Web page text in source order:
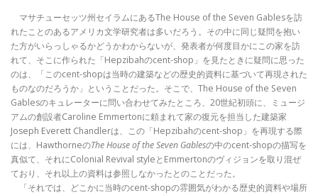
マサチューセッツ州セイラムにあるThe House of the Seven Gablesを訪
れたことのあるアメリカ文学研究者は多いだろう。その中に同じ疑問を抱い
た方がいらっしゃるかどうかわからないが、発表者が何度目かにこの家を訪
れて、そこに作られた「Hepzibahのcent-shop」を見たときに疑問に思った
のは、「このcent-shopは当時の建築などの歴史的資料に基づいて再現された
ものなのだろうか」ということだった。そこで、The House of the Seven
Gablesのキュレーターに問い合わせてみたところ、20世紀初頭に、ミュージ
アムの創設者Caroline Emmertonに頼まれて家の復元を担当した建築家
Joseph Everett Chandlerは、この「Hepzibahのcent-shop」を再現する際
には、HawthorneのThe House of the Seven Gablesの中のcent-shopの描写を
真似て、それにColonial Revival styleとEmmertonのヴィジョンを取り混ぜ
ており、それ以上の資料は参照しなかったとのことだった。
「それでは、どこかに当時のcent-shopの雰囲気がわかる歴史的資料や場所